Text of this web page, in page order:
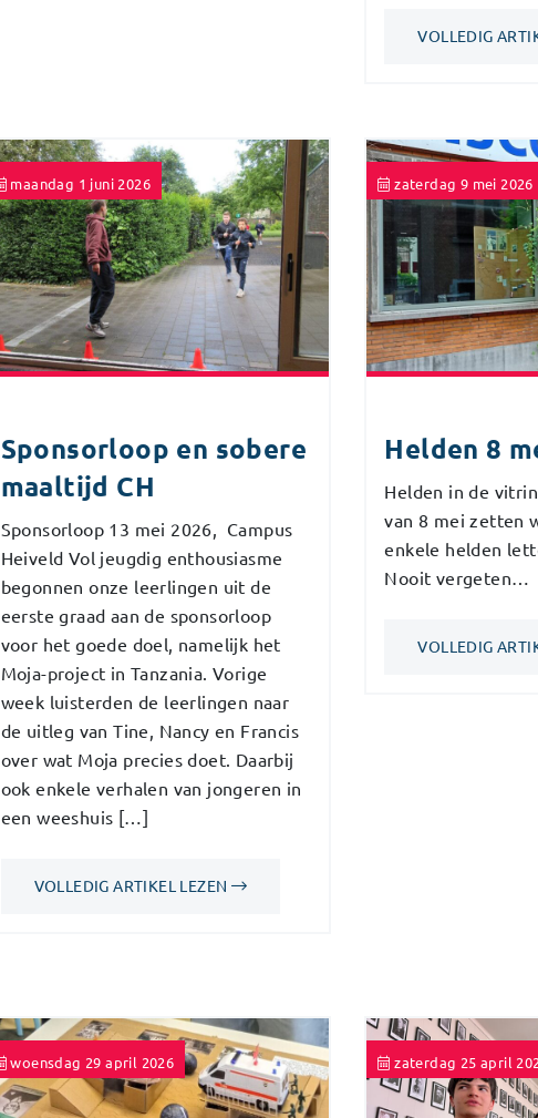
VOLLEDIG
maandag 1 juni 2026
Sponsorloop en sobere
maaltijd CH
Sponsorloop 13 mei 2026, Campus
Heiveld Vol jeugdig enthousiasme
begonnen onze leerlingen uit de
eerste graad aan de sponsorloop
voor het goede doel, namelijk het
Moja-project in Tanzania. Vorige
week luisterden de leerlingen naar
de uitleg van Tine, Nancy en Francis
over wat Moja precies doet. Daarbij
ook enkele verhalen van jongeren in
een weeshuis […]
VOLLEDIG ARTIKEL LEZEN
zaterdag 9 mei 2026
Helden 8
Helden in de
van 8 mei zetten
enkele helden
Nooit vergeten…
VOLLEDIG
woensdag 29 april 2026 zaterdag 25 april